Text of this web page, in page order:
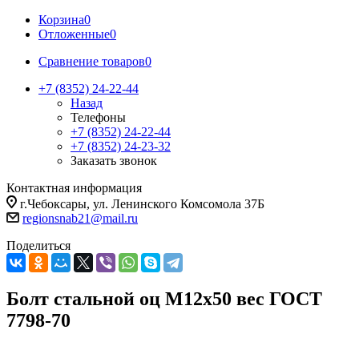
Корзина0
Отложенные0
Сравнение товаров0
+7 (8352) 24-22-44
Назад
Телефоны
+7 (8352) 24-22-44
+7 (8352) 24-23-32
Заказать звонок
Контактная информация
г.Чебоксары, ул. Ленинского Комсомола 37Б
regionsnab21@mail.ru
Поделиться
Болт стальной оц М12х50 вес ГОСТ
7798-70